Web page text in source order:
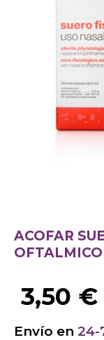
ACOFAR
OFTALMICO
3,50 €
Envío en 24-